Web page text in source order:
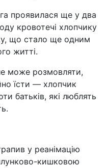
проявилася ще у два
кровотечі хлопчику
що стало ще одним
житті.
може розмовляти,
їсти — хлопчик
батьків, які люблять
у реанімацію
кишковою